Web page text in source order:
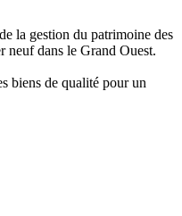
la gestion du patrimoine des
neuf dans le Grand Ouest.
biens de qualité pour un